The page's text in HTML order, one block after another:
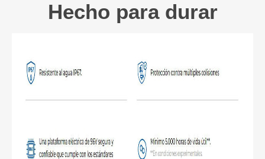
Hecho para durar